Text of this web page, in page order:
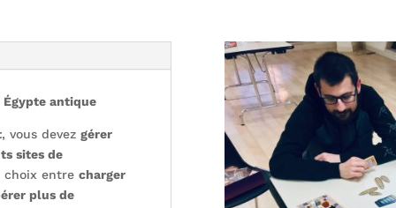
antique
, vous devezgérer
sites de
choix entrecharger
plus de